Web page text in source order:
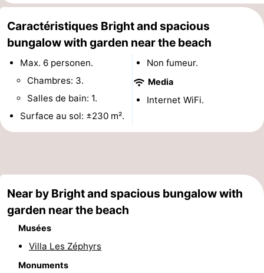
et
faire
Lieux
d'intérêt
-
Musées
Monuments
-
de
vue
-
Fermes
-
Terrains
Aires
Caractéristiques Bright and spacious
bungalow with garden near the beach
Max. 6 personen.
Chambres: 3.
Salles de bain: 1.
Surface au sol: ±230 m².
Non fumeur.
Media
Internet WiFi.
Near by Bright and spacious bungalow with
garden near the beach
Musées
Villa Les Zéphyrs
Monuments